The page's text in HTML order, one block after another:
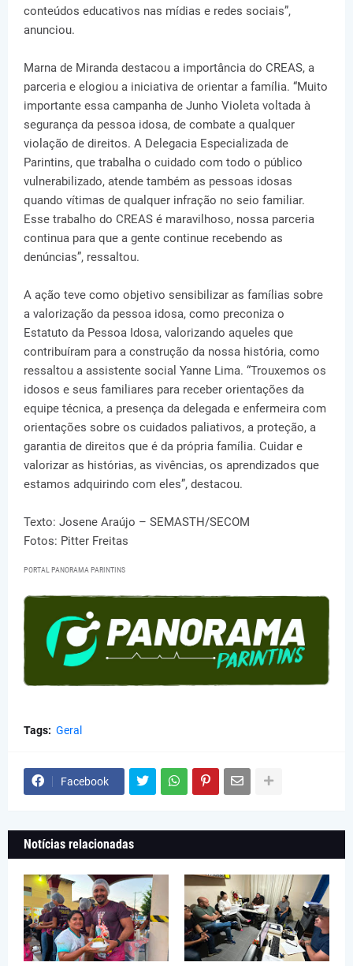
conteúdos educativos nas mídias e redes sociais”,
anunciou.
Marna de Miranda destacou a importância do CREAS, a
parceria e elogiou a iniciativa de orientar a família. “Muito
importante essa campanha de Junho Violeta voltada à
segurança da pessoa idosa, de combate a qualquer
violação de direitos. A Delegacia Especializada de
Parintins, que trabalha o cuidado com todo o público
vulnerabilizado, atende também as pessoas idosas
quando vítimas de qualquer infração no seio familiar.
Esse trabalho do CREAS é maravilhoso, nossa parceria
continua para que a gente continue recebendo as
denúncias”, ressaltou.
A ação teve como objetivo sensibilizar as famílias sobre
a valorização da pessoa idosa, como preconiza o
Estatuto da Pessoa Idosa, valorizando aqueles que
contribuíram para a construção da nossa história, como
ressaltou a assistente social Yanne Lima. “Trouxemos os
idosos e seus familiares para receber orientações da
equipe técnica, a presença da delegada e enfermeira com
orientações sobre os cuidados paliativos, a proteção, a
garantia de direitos que é da própria família. Cuidar e
valorizar as histórias, as vivências, os aprendizados que
estamos adquirindo com eles”, destacou.
Texto: Josene Araújo – SEMASTH/SECOM
Fotos: Pitter Freitas
PORTAL PANORAMA PARINTINS
Tags: Geral
Facebook
Notícias relacionadas